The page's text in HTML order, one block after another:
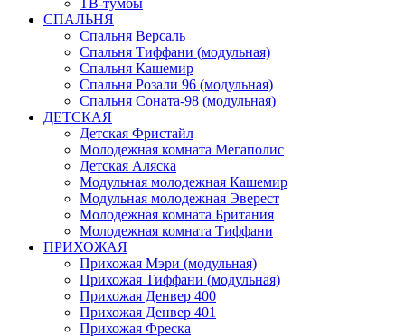
ТВ-тумбы
СПАЛЬНЯ
Спальня Версаль
Спальня Тиффани (модульная)
Спальня Кашемир
Спальня Розали 96 (модульная)
Спальня Соната-98 (модульная)
ДЕТСКАЯ
Детская Фристайл
Молодежная комната Мегаполис
Детская Аляска
Модульная молодежная Кашемир
Модульная молодежная Эверест
Молодежная комната Британия
Молодежная комната Тиффани
ПРИХОЖАЯ
Прихожая Мэри (модульная)
Прихожая Тиффани (модульная)
Прихожая Денвер 400
Прихожая Денвер 401
Прихожая Фреска